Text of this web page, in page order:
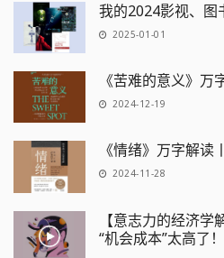
我的2024影视、图
2025-01-01
《苦难的意义》万
2024-12-19
《情绪》万字解读
2024-11-28
【意志力的经济
“机会成本”太高了！